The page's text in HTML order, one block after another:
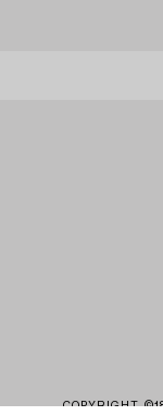
COPYRIGHT